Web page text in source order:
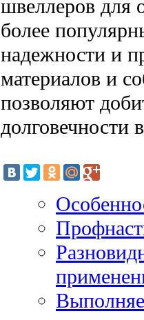
швеллеров для
более
надежности и
материалов и
позволяют
долговечности